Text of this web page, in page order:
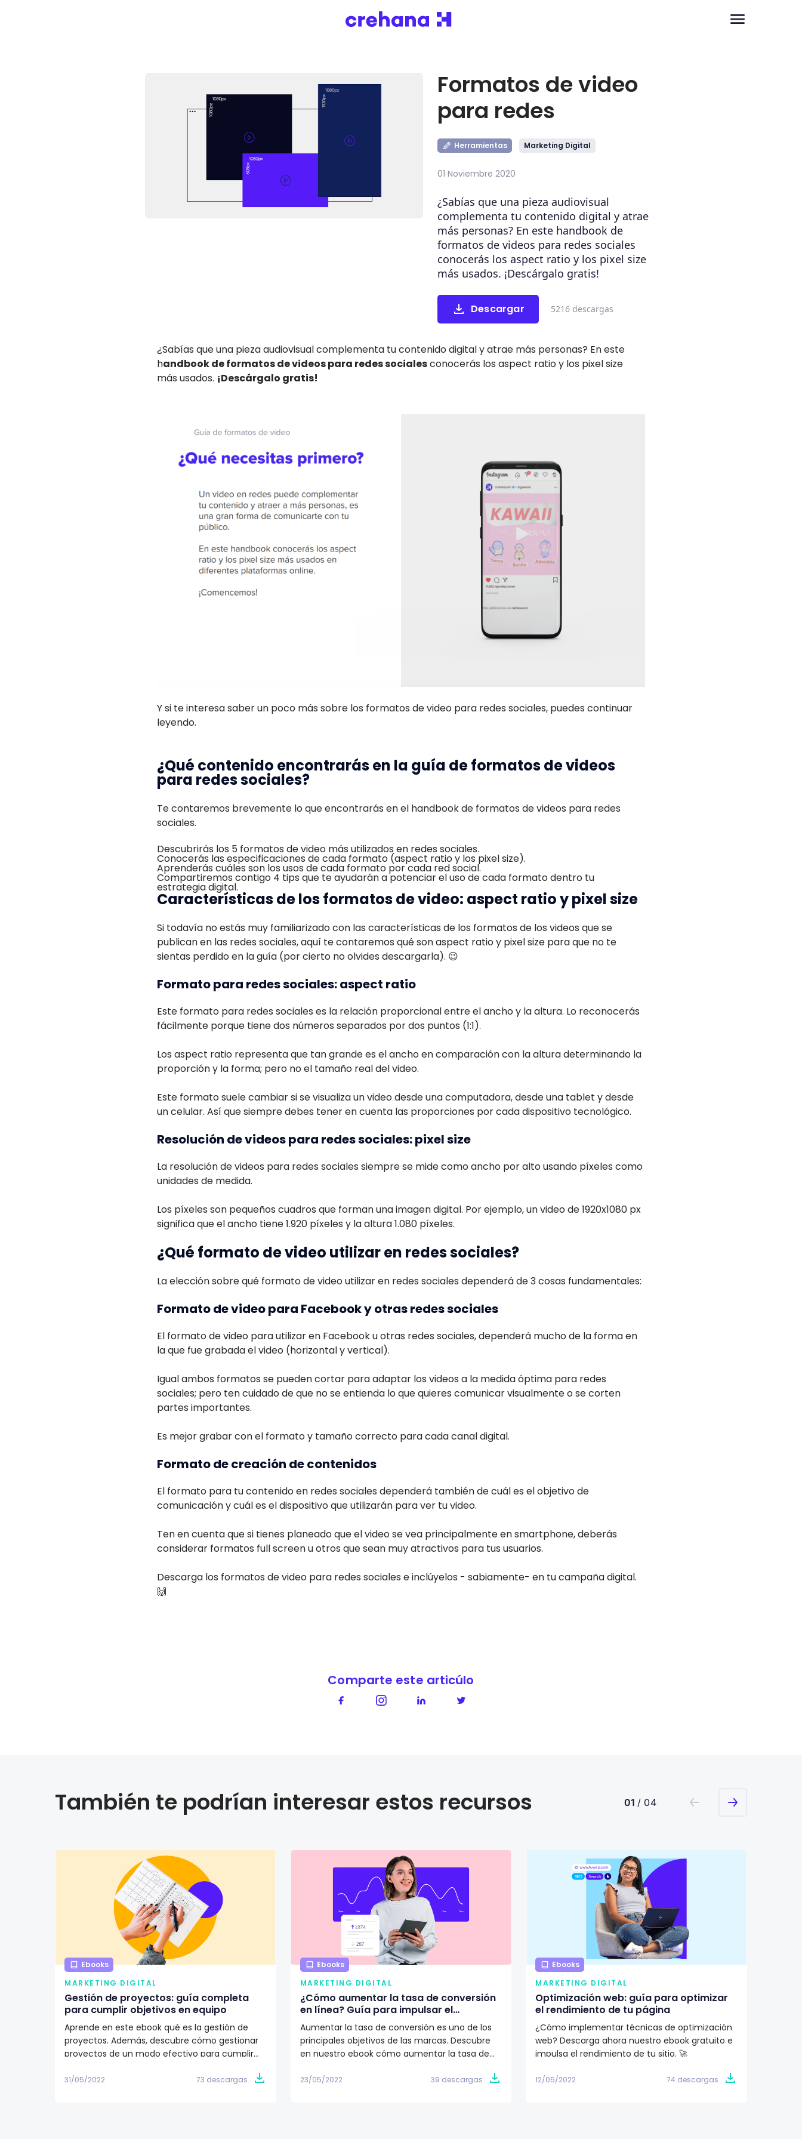
Formatos de video
para redes
Herramientas Marketing Digital
01 Noviembre 2020
¿Sabías que una pieza audiovisual
complementa tu contenido digital y atrae
más personas? En este handbook de
formatos de videos para redes sociales
conocerás los aspect ratio y los pixel size
más usados. ¡Descárgalo gratis!
Descargar 5216 descargas
¿Sabías que una pieza audiovisual complementa tu contenido digital y atrae más personas? En este
handbook de formatos de videos para redes socialesconocerás los aspect ratio y los pixel size
más usados. ¡Descárgalo gratis!
Y si te interesa saber un poco más sobre los formatos de video para redes sociales, puedes continuar
leyendo.
¿Qué contenido encontrarás en la guía de formatos de videos
para redes sociales?
Te contaremos brevemente lo que encontrarás en el handbook de formatos de videos para redes
sociales.
Descubrirás los 5 formatos de video más utilizados en redes sociales.
Conocerás las especificaciones de cada formato (aspect ratio y los pixel size).
Aprenderás cuáles son los usos de cada formato por cada red social.
Compartiremos contigo 4 tips que te ayudarán a potenciar el uso de cada formato dentro tu
estrategia digital.
Características de los formatos de video: aspect ratio y pixel size
Si todavía no estás muy familiarizado con las características de los formatos de los videos que se
publican en las redes sociales, aquí te contaremos qué son aspect ratio y pixel size para que no te
sientas perdido en la guía (por cierto no olvides descargarla). 😉
Formato para redes sociales: aspect ratio
Este formato para redes sociales es la relación proporcional entre el ancho y la altura. Lo reconocerás
fácilmente porque tiene dos números separados por dos puntos (1:1).
Los aspect ratio representa que tan grande es el ancho en comparación con la altura determinando la
proporción y la forma; pero no el tamaño real del video.
Este formato suele cambiar si se visualiza un video desde una computadora, desde una tablet y desde
un celular. Así que siempre debes tener en cuenta las proporciones por cada dispositivo tecnológico.
Resolución de videos para redes sociales: pixel size
La resolución de videos para redes sociales siempre se mide como ancho por alto usando píxeles como
unidades de medida.
Los píxeles son pequeños cuadros que forman una imagen digital. Por ejemplo, un video de 1920x1080 px
significa que el ancho tiene 1.920 píxeles y la altura 1.080 píxeles.
¿Qué formato de video utilizar en redes sociales?
La elección sobre qué formato de video utilizar en redes sociales dependerá de 3 cosas fundamentales:
Formato de video para Facebook y otras redes sociales
El formato de video para utilizar en Facebook u otras redes sociales, dependerá mucho de la forma en
la que fue grabada el video (horizontal y vertical).
Igual ambos formatos se pueden cortar para adaptar los videos a la medida óptima para redes
sociales; pero ten cuidado de que no se entienda lo que quieres comunicar visualmente o se corten
partes importantes.
Es mejor grabar con el formato y tamaño correcto para cada canal digital.
Formato de creación de contenidos
El formato para tu contenido en redes sociales dependerá también de cuál es el objetivo de
comunicación y cuál es el dispositivo que utilizarán para ver tu video.
Ten en cuenta que si tienes planeado que el video se vea principalmente en smartphone, deberás
considerar formatos full screen u otros que sean muy atractivos para tus usuarios.
Descarga los formatos de video para redes sociales e inclúyelos - sabiamente- en tu campaña digital.
🙌
Comparte este articúlo
También te podrían interesar estos recursos 01 / 04
Ebooks
MARKETING DIGITAL
Gestión de proyectos: guía completa
para cumplir objetivos en equipo
Aprende en este ebook qué es la gestión de
proyectos. Además, descubre cómo gestionar
proyectos de un modo efectivo para cumplir
31/05/2022 73 descargas
Ebooks
MARKETING DIGITAL
¿Cómo aumentar la tasa de conversión
en línea? Guía para impulsar el
crecimiento de tu marca
Aumentar la tasa de conversión es uno de los
principales objetivos de las marcas. Descubre
en nuestro ebook cómo aumentar la tasa de
23/05/2022 39 descargas
Ebooks
MARKETING DIGITAL
Optimización web: guía para optimizar
el rendimiento de tu página
¿Cómo implementar técnicas de optimización
web? Descarga ahora nuestro ebook gratuito e
impulsa el rendimiento de tu sitio. 🚀
12/05/2022 74 descargas